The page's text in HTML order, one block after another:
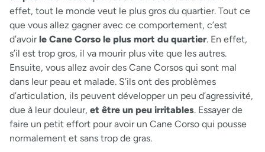
effet, tout le monde veut le plus gros du quartier. Tout ce
que vous allez gagner avec ce comportement, c’est
d’avoirle Cane Corso le plus mort du quartier. En effet,
s’il est trop gros, il va mourir plus vite que les autres.
Ensuite, vous allez avoir des Cane Corsos qui sont mal
dans leur peau et malade. S’ils ont des problèmes
d’articulation, ils peuvent développer un peu d’agressivité,
due à leur douleur, et être un peu irritables. Essayer de
faire un petit effort pour avoir un Cane Corso qui pousse
normalement et sans trop de gras.